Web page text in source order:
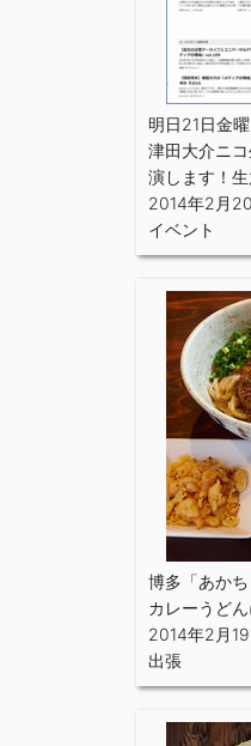
明日21日金
津田大介ニ
演します！
2014年2月
イベント
博多「あか
カレーうど
2014年2月19
出張